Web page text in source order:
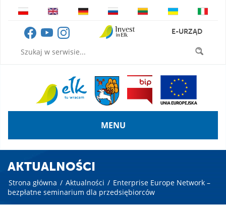
E-URZĄD
MENU
AKTUALNOŚCI
Strona główna / Aktualności / Enterprise Europe Network –
bezpłatne seminarium dla przedsiębiorców